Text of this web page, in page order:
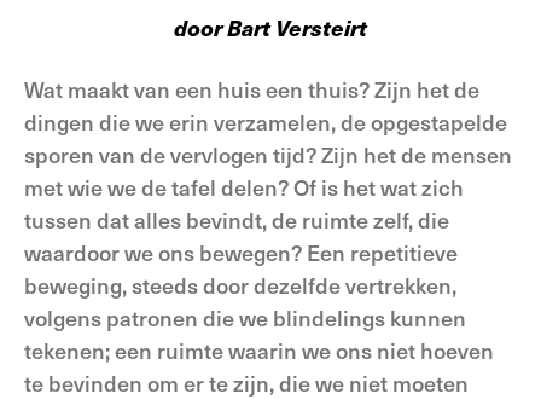
door Bart Versteirt
Wat maakt van een huis een thuis? Zijn het de
dingen die we erin verzamelen, de opgestapelde
sporen van de vervlogen tijd? Zijn het de mensen
met wie we de tafel delen? Of is het wat zich
tussen dat alles bevindt, de ruimte zelf, die
waardoor we ons bewegen? Een repetitieve
beweging, steeds door dezelfde vertrekken,
volgens patronen die we blindelings kunnen
tekenen; een ruimte waarin we ons niet hoeven
te bevinden om er te zijn, die we niet moeten